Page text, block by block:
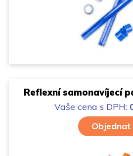
Reflexní samonavíjecí
Vaše cena s DPH:
Objednat